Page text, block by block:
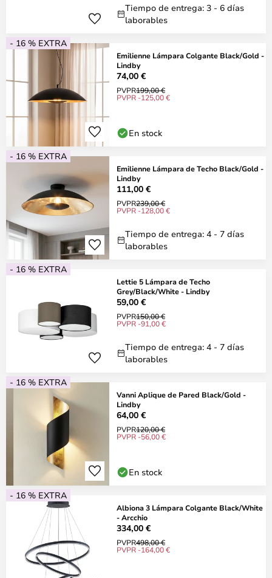
Tiempo de entrega: 3 - 6 días
laborables
- 16 % EXTRA
Emilienne Lámpara Colgante Black/Gold -
Lindby
74,00 €
PVPR199,00 €
PVPR -125,00 €
En stock
- 16 % EXTRA
Emilienne Lámpara de Techo Black/Gold -
Lindby
111,00 €
PVPR239,00 €
PVPR -128,00 €
Tiempo de entrega: 4 - 7 días
laborables
- 16 % EXTRA
Lettie 5 Lámpara de Techo
Grey/Black/White - Lindby
59,00 €
PVPR150,00 €
PVPR -91,00 €
Tiempo de entrega: 4 - 7 días
laborables
- 16 % EXTRA
Vanni Aplique de Pared Black/Gold -
Lindby
64,00 €
PVPR120,00 €
PVPR -56,00 €
En stock
- 16 % EXTRA
Albiona 3 Lámpara Colgante Black/White
- Arcchio
334,00 €
PVPR498,00 €
PVPR -164,00 €